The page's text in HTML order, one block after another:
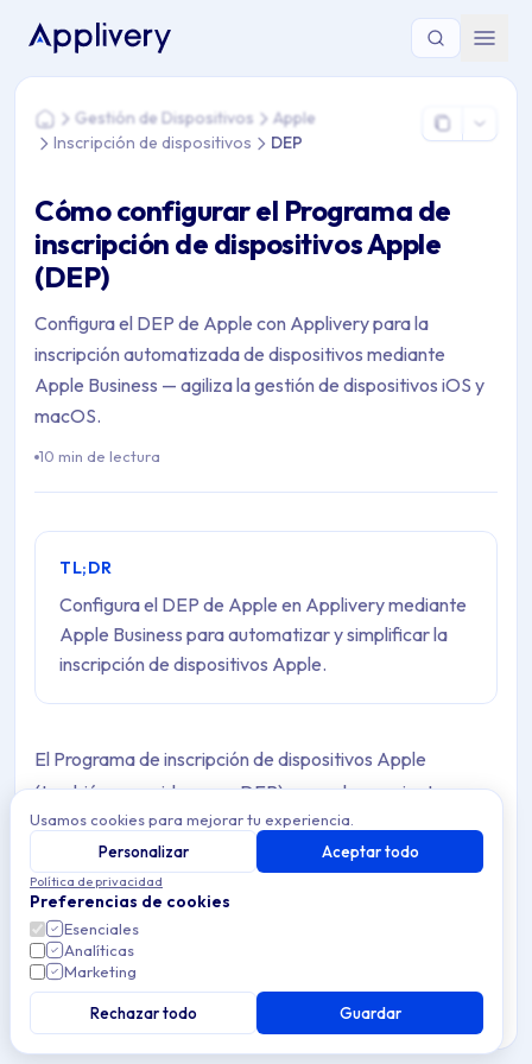
Estás aquí: Home > Gestión de Dispositivos > Apple >
HomeGestión de Dispositivos
Apple
Inscripción de dispositivos
DEP
Cómo configurar el Programa de
inscripción de dispositivos Apple
(DEP)
Configura el DEP de Apple con Applivery para la
inscripción automatizada de dispositivos mediante
Apple Business — agiliza la gestión de dispositivos iOS y
macOS.
10 min de lectura
TL;DR
Configura el DEP de Apple en Applivery mediante
Apple Business para automatizar y simplificar la
inscripción de dispositivos Apple.
El Programa de inscripción de dispositivos Apple
(también conocido como DEP) es una herramienta
integrada en Apple Business que permite a las
organizaciones automatizar completamente el proceso
de inscripción de dispositivos Apple en soluciones MDM
como Applivery. En sus inicios, se centraba en los nuevos
dispositivos, pero a partir de iOS 11, también admite la
inscripción de dispositivos ya adquiridos. El DEP ayuda a
las organizaciones a activar la supervisión, la inscripción
MDM, omitir pasos de configuración y muchas otras
Usamos cookies para mejorar tu experiencia.
Personalizar
Aceptar todo
Política de privacidad
Preferencias de cookies
Esenciales
Analíticas
Marketing
Rechazar todo Guardar